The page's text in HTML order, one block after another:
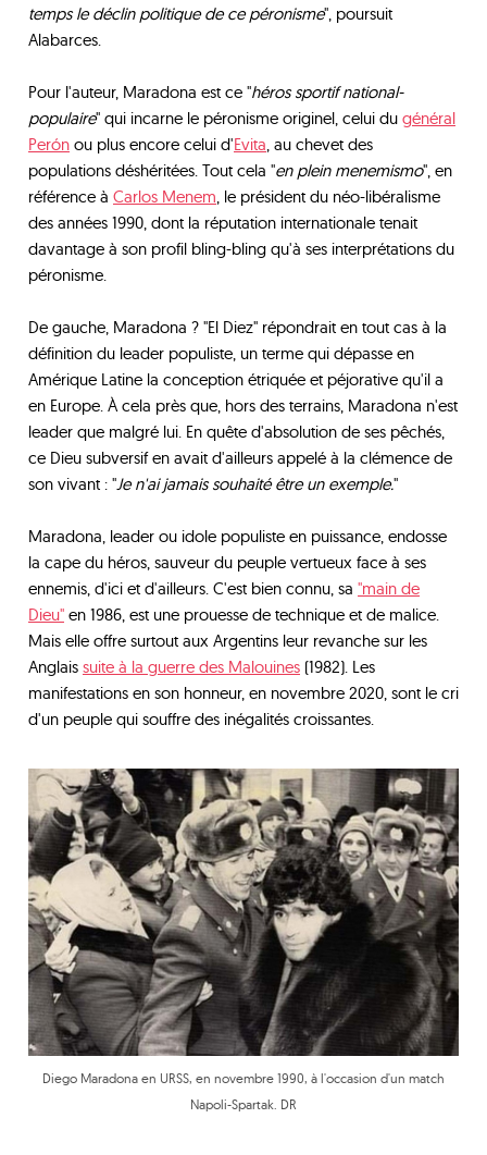
temps le déclin politique de ce péronisme", poursuit
Alabarces.
Pour l'auteur, Maradona est ce "héros sportif national-
populaire" qui incarne le péronisme originel, celui du général
Perón ou plus encore celui d'Evita, au chevet des
populations déshéritées. Tout cela "en plein menemismo", en
référence à Carlos Menem, le président du néo-libéralisme
des années 1990, dont la réputation internationale tenait
davantage à son profil bling-bling qu'à ses interprétations du
péronisme.
De gauche, Maradona ? "El Diez" répondrait en tout cas à la
définition du leader populiste, un terme qui dépasse en
Amérique Latine la conception étriquée et péjorative qu'il a
en Europe. À cela près que, hors des terrains, Maradona n'est
leader que malgré lui. En quête d'absolution de ses pêchés,
ce Dieu subversif en avait d'ailleurs appelé à la clémence de
son vivant : "Je n'ai jamais souhaité être un exemple."
Maradona, leader ou idole populiste en puissance, endosse
la cape du héros, sauveur du peuple vertueux face à ses
ennemis, d'ici et d'ailleurs. C'est bien connu, sa "main de
Dieu" en 1986, est une prouesse de technique et de malice.
Mais elle offre surtout aux Argentins leur revanche sur les
Anglais suite à la guerre des Malouines (1982). Les
manifestations en son honneur, en novembre 2020, sont le cri
d'un peuple qui souffre des inégalités croissantes.
Diego Maradona en URSS, en novembre 1990, à l'occasion d'un match
Napoli-Spartak. DR